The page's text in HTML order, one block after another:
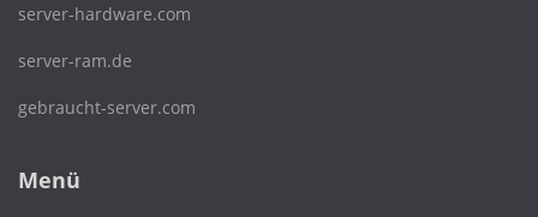
server-hardware.com
server-ram.de
gebraucht-server.com
Menü